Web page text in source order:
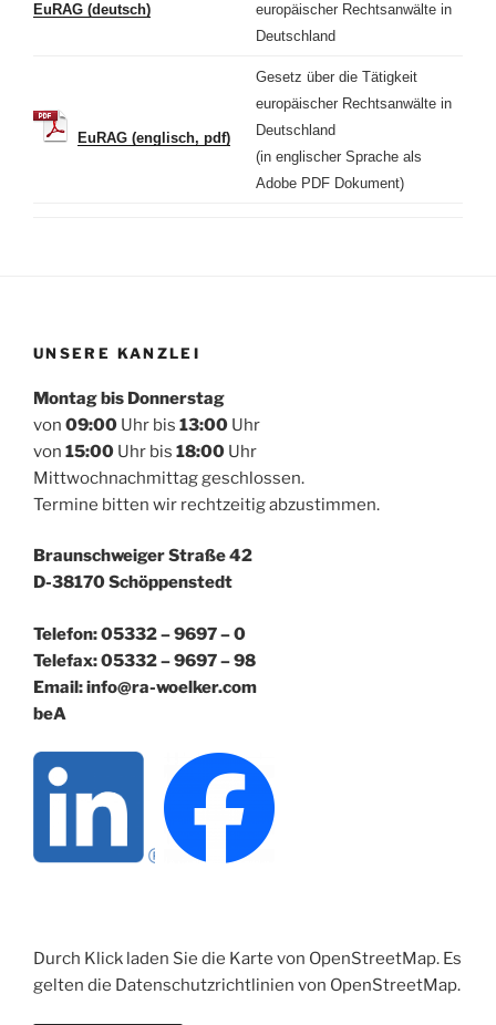
EuRAG (deutsch)
europäischer Rechtsanwälte in
Deutschland
EuRAG (englisch, pdf)
Gesetz über die Tätigkeit
europäischer Rechtsanwälte in
Deutschland
(in englischer Sprache als
Adobe PDF Dokument)
UNSERE KANZLEI
Montag bis Donnerstag
von 09:00 Uhr bis 13:00 Uhr
von 15:00 Uhr bis 18:00 Uhr
Mittwochnachmittag geschlossen.
Termine bitten wir rechtzeitig abzustimmen.
Braunschweiger Straße 42
D-38170 Schöppenstedt
Telefon: 05332 – 9697 – 0
Telefax: 05332 – 9697 – 98
Email: info@ra-woelker.com
beA
Durch Klick laden Sie die Karte von OpenStreetMap. Es
gelten die Datenschutzrichtlinien von OpenStreetMap.